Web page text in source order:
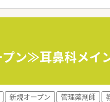
プン≫耳鼻科メイ
新規オープン 管理薬剤師